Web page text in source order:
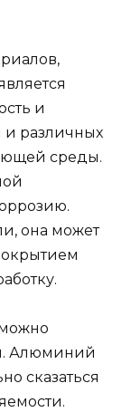
и
и различных
среды.
она может
Алюминий
сказаться